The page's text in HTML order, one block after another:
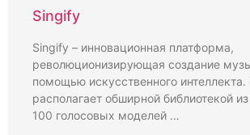
Singify
Singify – инновационная платформа,
революционизирующая создание
помощью искусственного интеллекта.
располагает обширной библиотекой
100 голосовых моделей …